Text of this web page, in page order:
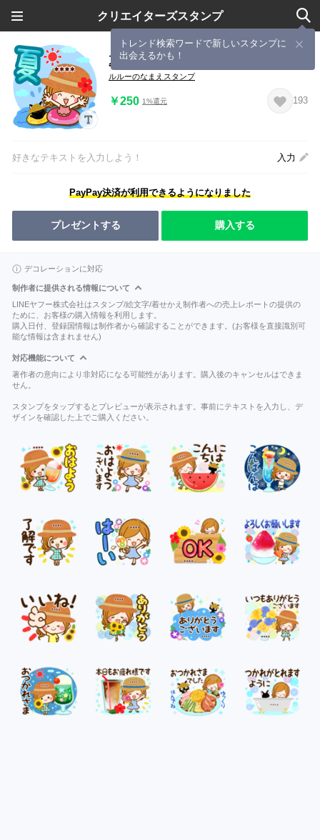
クリエイターズスタンプ
トレンド検索ワードで新しいスタンプに
出会えるかも！
夏を感じるやさしい日常カスタム
ルルーのなまえスタンプ
￥250 1%還元 193
好きなテキストを入力しよう！ 入力
PayPay決済が利用できるようになりました
プレゼントする 購入する
デコレーションに対応
制作者に提供される情報について
LINEヤフー株式会社はスタンプ/絵文字/着せかえ制作者への売上レポートの提供の
ために、お客様の購入情報を利用します。
購入日付、登録国情報は制作者から確認することができます。(お客様を直接識別可
能な情報は含まれません)
対応機能について
著作者の意向により非対応になる可能性があります。購入後のキャンセルはできま
せん。
スタンプをタップするとプレビューが表示されます。事前にテキストを入力し、デ
ザインを確認した上でご購入ください。